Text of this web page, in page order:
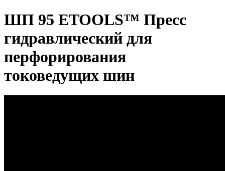
ШП 95 ETOOLS™ Пресс
гидравлический для
перфорирования
токоведущих шин